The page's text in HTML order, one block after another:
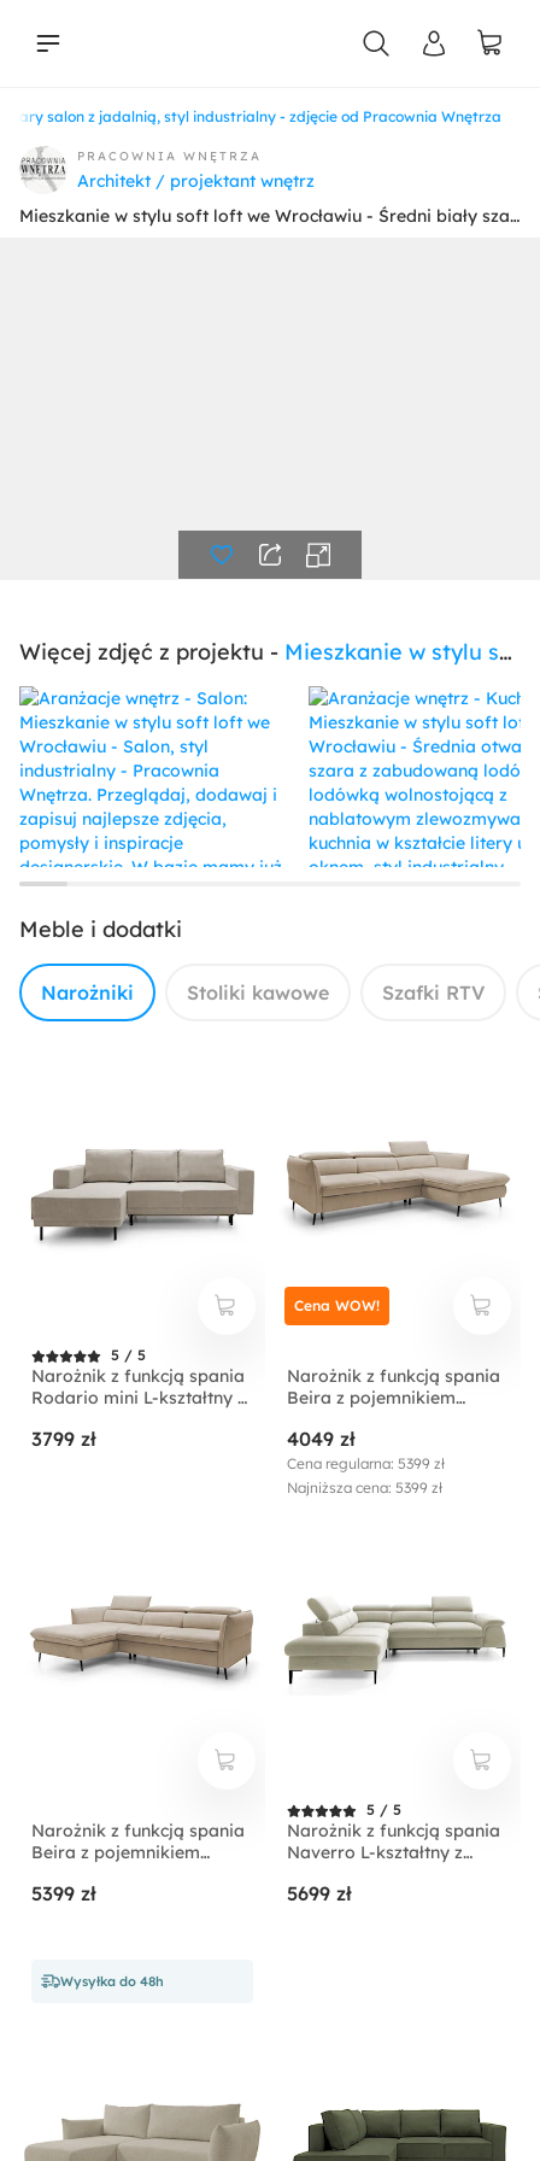
salon z jadalnią, styl industrialny - zdjęcie od Pracownia Wnętrza
PRACOWNIA WNĘTRZA
Architekt / projektant wnętrz
Mieszkanie w stylu soft loft we Wrocławiu - Średni biały szary salon z jadalnią, styl industrialny - zdjęcie od Pracownia Wnętrza
Więcej zdjęć z projektu - Mieszkanie w stylu soft loft we Wrocławiu
Meble i dodatki
Narożniki Stoliki kawowe Szafki RTV
5 / 5
Narożnik z funkcją spania
Rodario mini L-kształtny z
ciemnobeżowy sztruks
3799 zł
Narożnik z funkcją spania
Beira z pojemnikiem
4049 zł
Cena regularna: 5399 zł
Najniższa cena: 5399 zł
Cena WOW!
Narożnik z funkcją spania
Beira z pojemnikiem
5399 zł
Wysyłka do 48h
5 / 5
Narożnik z funkcją spania
Naverro L-kształtny z
velvet hydrofobowy
5699 zł